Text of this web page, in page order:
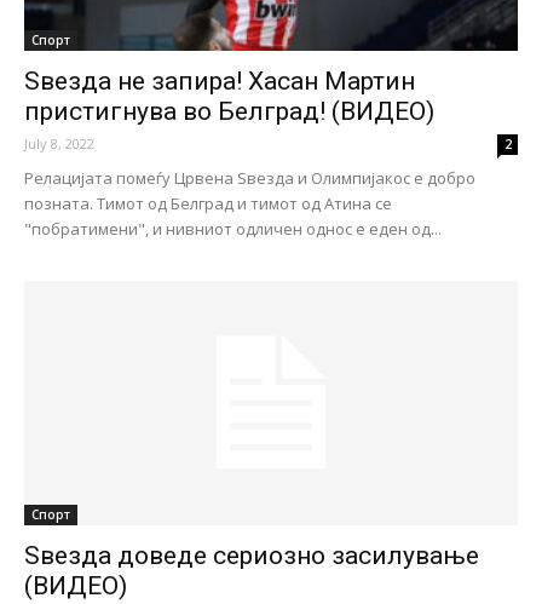
Спорт
Ѕвезда не запира! Хасан Мартин
пристигнува во Белград! (ВИДЕО)
July 8, 2022 2
Релацијата помеѓу Црвена Ѕвезда и Олимпијакос е добро
позната. Тимот од Белград и тимот од Атина се
"побратимени", и нивниот одличен однос е еден од...
Спорт
Ѕвезда доведе сериозно засилување
(ВИДЕО)